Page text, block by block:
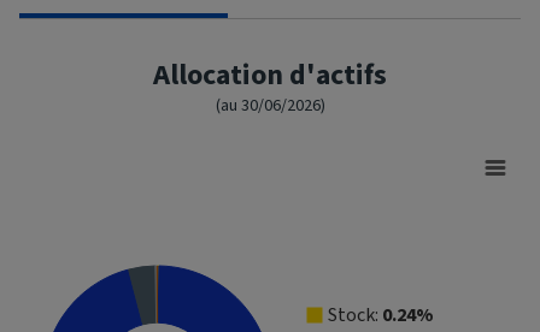
Allocation d'actifs
(au 30/06/2026)
Stock: 0.24%